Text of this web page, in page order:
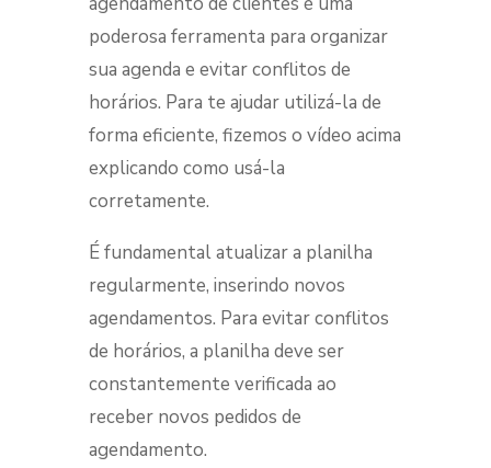
poderosa ferramenta para organizar
sua agenda e evitar conflitos de
horários. Para te ajudar utilizá-la de
forma eficiente, fizemos o vídeo acima
explicando como usá-la
corretamente.
É fundamental atualizar a planilha
regularmente, inserindo novos
agendamentos. Para evitar conflitos
de horários, a planilha deve ser
constantemente verificada ao
receber novos pedidos de
agendamento.